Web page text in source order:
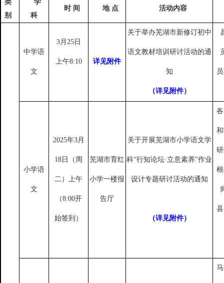
类
别
学
科
时 间 地 点 活动内容
中学语
文
3月25日
上午8:10 详见附件
关于举办芜湖市新修订初中
语文教材培训研讨活动的通
知
（详见附件）
小学语
文
2025年3月
18日（周
二）上午
（8:00开
始签到）
芜湖市育红
小学一楼报
告厅
关于开展芜湖市小学语文学
科“行知论坛·立意素养”作业
设计专题研讨活动的通知
（详见附件）